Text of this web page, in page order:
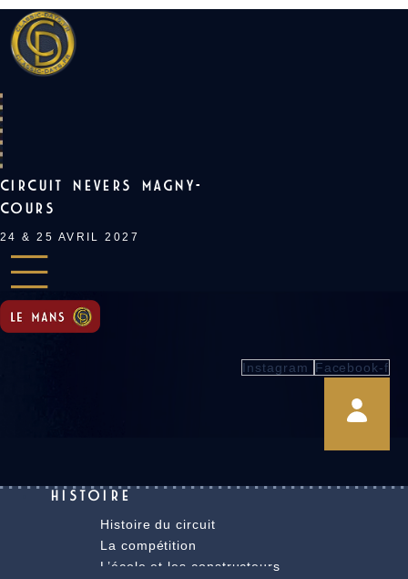
Skip
to
content
CIRCUIT NEVERS MAGNY-
COURS
24 & 25 AVRIL 2027
Instagram Facebook-f
HISTOIRE
Histoire du circuit
La compétition
L’école et les constructeurs